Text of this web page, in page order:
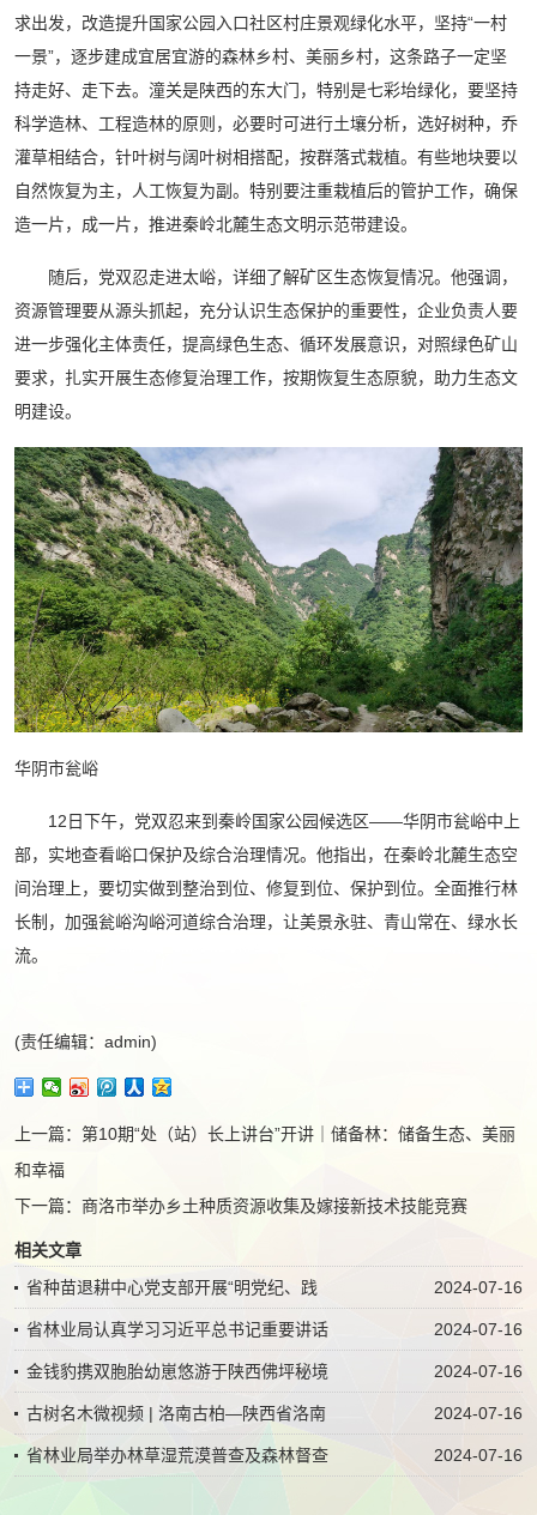
求出发，改造提升国家公园入口社区村庄景观绿化水平，坚持“一村
一景”，逐步建成宜居宜游的森林乡村、美丽乡村，这条路子一定坚
持走好、走下去。潼关是陕西的东大门，特别是七彩坮绿化，要坚持
科学造林、工程造林的原则，必要时可进行土壤分析，选好树种，乔
灌草相结合，针叶树与阔叶树相搭配，按群落式栽植。有些地块要以
自然恢复为主，人工恢复为副。特别要注重栽植后的管护工作，确保
造一片，成一片，推进秦岭北麓生态文明示范带建设。
随后，党双忍走进太峪，详细了解矿区生态恢复情况。他强调，
资源管理要从源头抓起，充分认识生态保护的重要性，企业负责人要
进一步强化主体责任，提高绿色生态、循环发展意识，对照绿色矿山
要求，扎实开展生态修复治理工作，按期恢复生态原貌，助力生态文
明建设。
华阴市瓮峪
12日下午，党双忍来到秦岭国家公园候选区——华阴市瓮峪中上
部，实地查看峪口保护及综合治理情况。他指出，在秦岭北麓生态空
间治理上，要切实做到整治到位、修复到位、保护到位。全面推行林
长制，加强瓮峪沟峪河道综合治理，让美景永驻、青山常在、绿水长
流。
(责任编辑：admin)
上一篇： 第10期“处（站）长上讲台”开讲｜储备林：储备生态、美丽
和幸福
下一篇： 商洛市举办乡土种质资源收集及嫁接新技术技能竞赛
相关文章
2024-07-16
省种苗退耕中心党支部开展“明党纪、践
2024-07-16
省林业局认真学习习近平总书记重要讲话
2024-07-16
金钱豹携双胞胎幼崽悠游于陕西佛坪秘境
2024-07-16
古树名木微视频 | 洛南古柏—陕西省洛南
2024-07-16
省林业局举办林草湿荒漠普查及森林督查